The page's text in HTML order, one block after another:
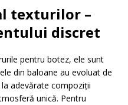
texturilor –
discret
pentru botez, ele sunt
din baloane au evoluat de
adevărate compoziții
unică. Pentru